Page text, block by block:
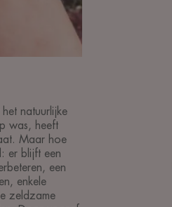
natuurlijke
was, heeft
Maar hoe
er blijft een
een
enkele
zeldzame